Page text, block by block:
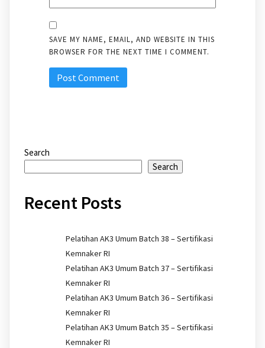
SAVE MY NAME, EMAIL, AND WEBSITE IN THIS
BROWSER FOR THE NEXT TIME I COMMENT.
Search
Search
Recent Posts
Pelatihan AK3 Umum Batch 38 – Sertifikasi
Kemnaker RI
Pelatihan AK3 Umum Batch 37 – Sertifikasi
Kemnaker RI
Pelatihan AK3 Umum Batch 36 – Sertifikasi
Kemnaker RI
Pelatihan AK3 Umum Batch 35 – Sertifikasi
Kemnaker RI